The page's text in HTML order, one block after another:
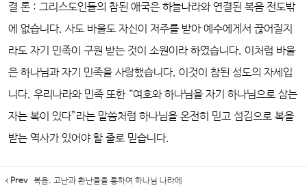
결 론 : 그리스도인들의 참된 애국은 하늘나라와 연결된 복음 전도밖
에 없습니다. 사도 바울도 자신이 저주를 받아 예수에게서 끊어질지
라도 자기 민족이 구원 받는 것이 소원이라 하였습니다. 이처럼 바울
은 하나님과 자기 민족을 사랑했습니다. 이것이 참된 성도의 자세입
니다. 우리나라와 민족 또한 “여호와 하나님을 자기 하나님으로 삼는
자는 복이 있다”라는 말씀처럼 하나님을 온전히 믿고 섬김으로 복을
받는 역사가 있어야 할 줄로 믿습니다.
Prev 복음, 고난과 환난들을 통하여 하나님 나라에